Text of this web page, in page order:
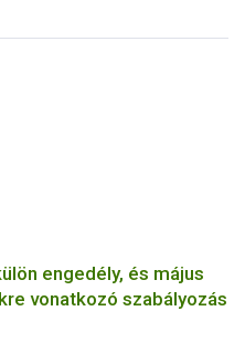
engedély, és május
vonatkozó szabályozás